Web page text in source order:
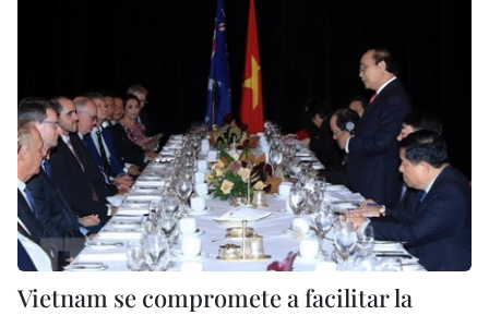
Vietnam se compromete a facilitar la